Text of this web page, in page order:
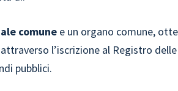
comune e un organo comune,
l’iscrizione al Registro
pubblici.